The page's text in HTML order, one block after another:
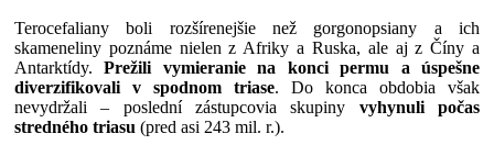
Terocefaliany boli rozšírenejšie než gorgonopsiany a ich
skameneliny poznáme nielen z Afriky a Ruska, ale aj z Číny a
Antarktídy.Prežili vymieranie na konci permu a úspešne
diverzifikovali v spodnom triase. Do konca obdobia však
nevydržali – poslední zástupcovia skupiny vyhynuli počas
stredného triasu (pred asi 243 mil. r.).